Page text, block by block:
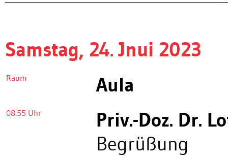
Samstag, 24. Jnui 2023
Raum Aula
08:55 Uhr
Priv.-Doz. Dr.
Begrüßung